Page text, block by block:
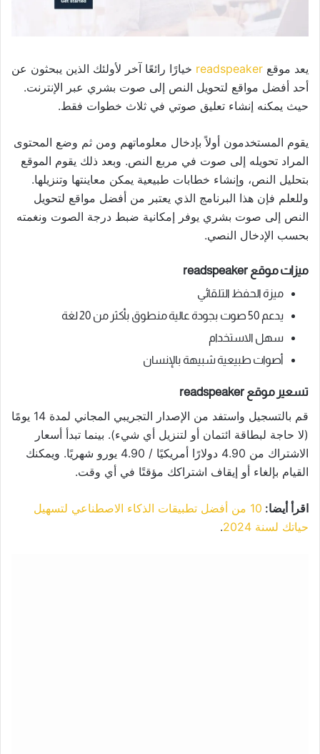
يعد موقع readspeaker خيارًا رائعًا آخر لأولئك الذين يبحثون عن
أحد أفضل مواقع لتحويل النص إلى صوت بشري عبر الإنترنت.
حيث يمكنه إنشاء تعليق صوتي في ثلاث خطوات فقط.
يقوم المستخدمون أولاً بإدخال معلوماتهم ومن ثم وضع المحتوى
المراد تحويله إلى صوت في مربع النص. وبعد ذلك يقوم الموقع
بتحليل النص، وإنشاء خطابات طبيعية يمكن معاينتها وتنزيلها.
وللعلم فإن هذا البرنامج الذي يعتبر من أفضل مواقع لتحويل
النص إلى صوت بشري يوفر إمكانية ضبط درجة الصوت ونغمته
بحسب الإدخال النصي.
ميزات موقع readspeaker
ميزة الحفظ التلقائي
يدعم 50 صوت بجودة عالية منطوق بأكثر من 20 لغة
سهل الاستخدام
أصوات طبيعية شبيهة بالإنسان
تسعير موقع readspeaker
قم بالتسجيل واستفد من الإصدار التجريبي المجاني لمدة 14 يومًا
(لا حاجة لبطاقة ائتمان أو لتنزيل أي شيء). بينما تبدأ أسعار
الاشتراك من 4.90 دولارًا أمريكيًا / 4.90 يورو شهريًا. ويمكنك
القيام بإلغاء أو إيقاف اشتراكك مؤقتًا في أي وقت.
اقرأ أيضا:
10 من أفضل تطبيقات الذكاء الاصطناعي لتسهيل
حياتك لسنة 2024
.